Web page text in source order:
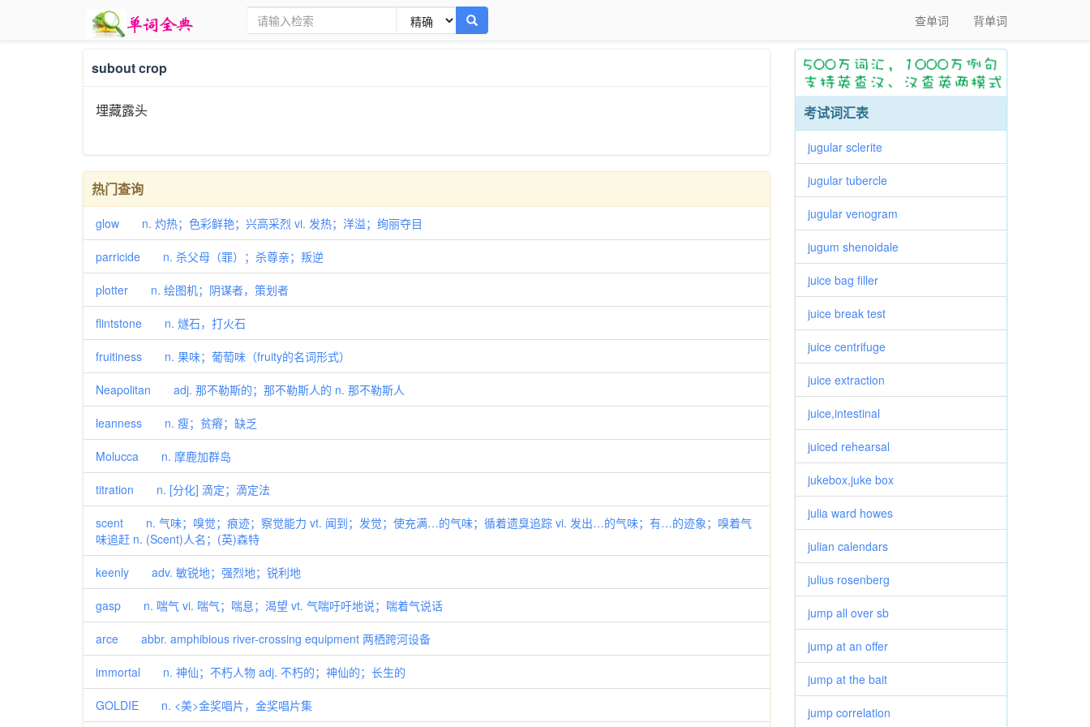
查单词 背单词
subout crop
埋藏露头
热门查询
glow n. 灼热；色彩鲜艳；兴高采烈 vi. 发热；洋溢；绚丽夺目
parricide n. 杀父母（罪）；杀尊亲；叛逆
plotter n. 绘图机；阴谋者，策划者
flintstone n. 燧石，打火石
fruitiness n. 果味；葡萄味（fruity的名词形式）
Neapolitan adj. 那不勒斯的；那不勒斯人的 n. 那不勒斯人
leanness n. 瘦；贫瘠；缺乏
Molucca n. 摩鹿加群岛
titration n. [分化] 滴定；滴定法
scent n. 气味；嗅觉；痕迹；察觉能力 vt. 闻到；发觉；使充满…的气味；循着遗臭追踪 vi. 发出…的气味；有…的迹象；嗅着气
味追赶 n. (Scent)人名；(英)森特
keenly adv. 敏锐地；强烈地；锐利地
gasp n. 喘气 vi. 喘气；喘息；渴望 vt. 气喘吁吁地说；喘着气说话
arce abbr. amphibious river-crossing equipment 两栖跨河设备
immortal n. 神仙；不朽人物 adj. 不朽的；神仙的；长生的
GOLDIE n. <美>金奖唱片，金奖唱片集
考试词汇表
jugular sclerite
jugular tubercle
jugular venogram
jugum shenoidale
juice bag filler
juice break test
juice centrifuge
juice extraction
juice,intestinal
juiced rehearsal
jukebox,juke box
julia ward howes
julian calendars
julius rosenberg
jump all over sb
jump at an offer
jump at the bait
jump correlation